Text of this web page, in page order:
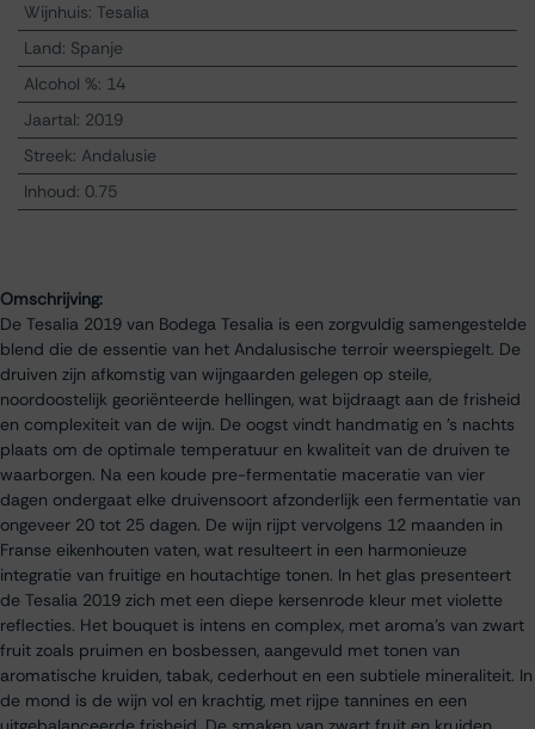
Wijnhuis: Tesalia
Land: Spanje
Alcohol %: 14
Jaartal: 2019
Streek: Andalusie
Inhoud: 0.75
Omschrijving:
De Tesalia 2019 van Bodega Tesalia is een zorgvuldig samengestelde
blend die de essentie van het Andalusische terroir weerspiegelt. De
druiven zijn afkomstig van wijngaarden gelegen op steile,
noordoostelijk georiënteerde hellingen, wat bijdraagt aan de frisheid
en complexiteit van de wijn. De oogst vindt handmatig en 's nachts
plaats om de optimale temperatuur en kwaliteit van de druiven te
waarborgen. Na een koude pre-fermentatie maceratie van vier
dagen ondergaat elke druivensoort afzonderlijk een fermentatie van
ongeveer 20 tot 25 dagen. De wijn rijpt vervolgens 12 maanden in
Franse eikenhouten vaten, wat resulteert in een harmonieuze
integratie van fruitige en houtachtige tonen. In het glas presenteert
de Tesalia 2019 zich met een diepe kersenrode kleur met violette
reflecties. Het bouquet is intens en complex, met aroma's van zwart
fruit zoals pruimen en bosbessen, aangevuld met tonen van
aromatische kruiden, tabak, cederhout en een subtiele mineraliteit. In
de mond is de wijn vol en krachtig, met rijpe tannines en een